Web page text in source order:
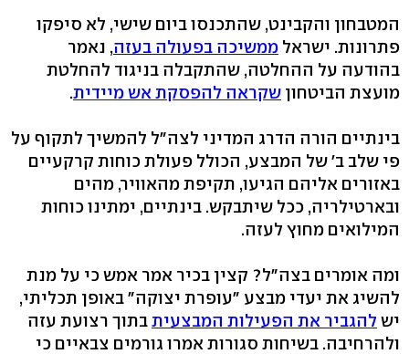
המטבחון והקבינט, שהתכנסו ביום שישי, לא סיפקו
פתרונות. ישראל ממשיכה בפעולה בעזה, נאמר
בהודעה על ההחלטה, שהתקבלה בניגוד להחלטת
מועצת הביטחון שקראה להפסקת אש מיידית.
בינתיים הורה הדרג המדיני לצה"ל להמשיך לתקוף על
פי שלב ב' של המבצע, הכולל פעולת כוחות קרקעיים
באזורים אליהם הגיעו, תקיפת מהאוויר, מהים
ובארטילריה, ככל שיתבקש. בינתיים, ימתינו כוחות
המילואים מחוץ לעזה.
ומה אומרים בצה"ל? קצין בכיר אמר אמש כי על מנת
להשיג את יעדי מבצע "עופרת יצוקה" באופן תכליתי,
יש להגביר את הפעילות המבצעיתבתוך רצועת עזה
ולהרחיבה. בשיחות סגורות אמרו גורמים צבאיים כי